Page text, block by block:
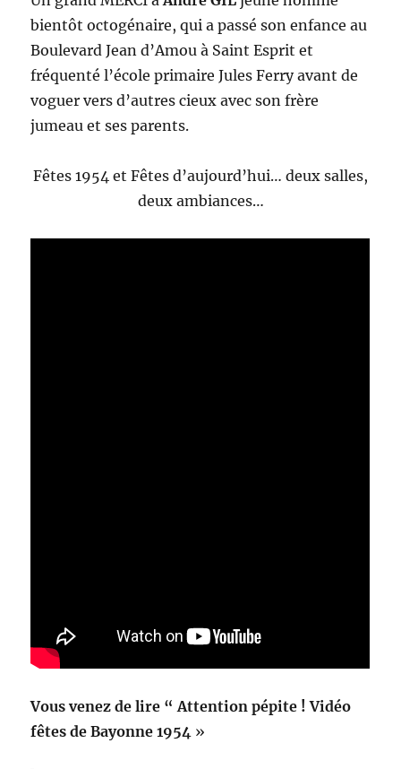
bientôt octogénaire, qui a passé son enfance au
Boulevard Jean d’Amou à Saint Esprit et
fréquenté l’école primaire Jules Ferry avant de
voguer vers d’autres cieux avec son frère
jumeau et ses parents.
Fêtes 1954 et Fêtes d’aujourd’hui… deux salles,
deux ambiances…
Vous venez de lire “ Attention pépite ! Vidéo
fêtes de Bayonne 1954 »